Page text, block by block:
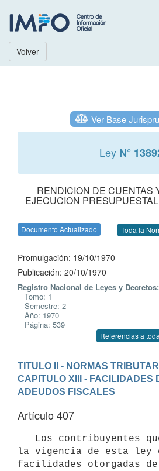
Volver
Ver Base
Ley N°
RENDICION DE CUENTAS
EJECUCION
Documento Actualizado Toda la
Promulgación: 19/10/1970
Publicación: 20/10/1970
Registro Nacional de Leyes y Decretos:
Tomo: 1
Semestre: 2
Año: 1970
Página: 539
Referencias a
TITULO II - NORMAS
CAPITULO XIII - FACILIDADES
ADEUDOS FISCALES
Artículo 407
la vigencia de esta ley
facilidades otorgadas